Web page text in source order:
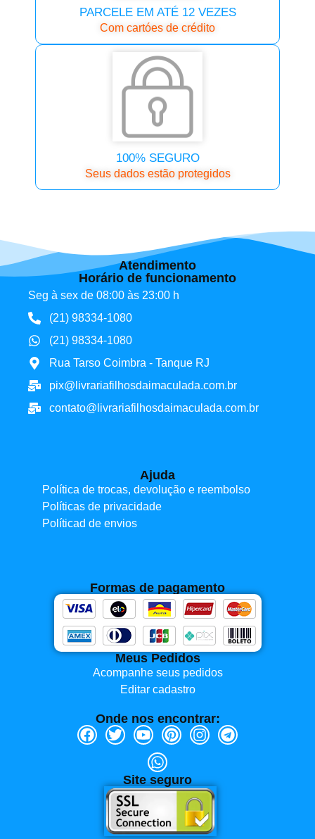
PARCELE EM ATÉ 12 VEZES
Com cartóes de crédito
100% SEGURO
Seus dados estão protegidos
Atendimento
Horário de funcionamento
Seg à sex de 08:00 às 23:00 h
(21) 98334-1080
(21) 98334-1080
Rua Tarso Coimbra - Tanque RJ
pix@livrariafilhosdaimaculada.com.br
contato@livrariafilhosdaimaculada.com.br
Ajuda
Política de trocas, devolução e reembolso
Políticas de privacidade
Políticad de envios
Formas de pagamento
Meus Pedidos
Acompanhe seus pedidos
Editar cadastro
Onde nos encontrar:
Site seguro